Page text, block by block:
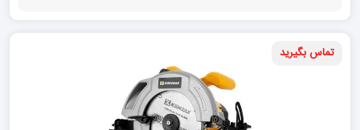
تماس بگیرید